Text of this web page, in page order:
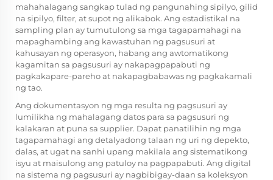
mahahalagang sangkap tulad ng pangunahing sipilyo, gilid
na sipilyo, filter, at supot ng alikabok. Ang estadistikal na
sampling plan ay tumutulong sa mga tagapamahagi na
mapaghambing ang kawastuhan ng pagsusuri at
kahusayan ng operasyon, habang ang awtomatikong
kagamitan sa pagsusuri ay nakapagpapabuti ng
pagkakapare-pareho at nakapagbabawas ng pagkakamali
ng tao.
Ang dokumentasyon ng mga resulta ng pagsusuri ay
lumilikha ng mahalagang datos para sa pagsusuri ng
kalakaran at puna sa supplier. Dapat panatilihin ng mga
tagapamahagi ang detalyadong talaan ng uri ng depekto,
dalas, at ugat na sanhi upang makilala ang sistematikong
isyu at maisulong ang patuloy na pagpapabuti. Ang digital
na sistema ng pagsusuri ay nagbibigay-daan sa koleksyon